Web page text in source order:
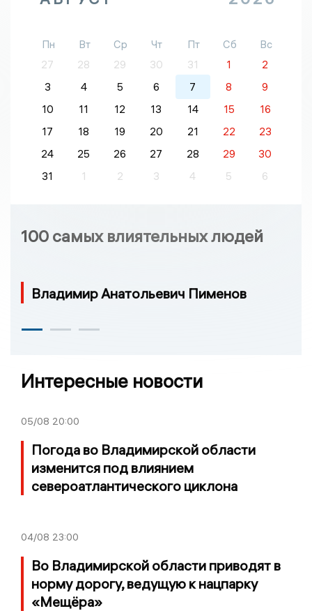
Пн Вт Ср Чт Пт Сб
Вс
27
28 29 30 31 1
2
3
4 5 6 7 8
9
10
11 12 13 14 15
16
17
18 19 20 21 22
23
24
25 26 27 28 29
30
31
1 2 3 4 5 6
100 самых влиятельных людей
Владимир Анатольевич Пименов
Интересные новости
05/08 20:00
Погода во Владимирской области
изменится под влиянием
североатлантического циклона
04/08 23:00
Во Владимирской области приводят в
норму дорогу, ведущую к нацпарку
«Мещёра»